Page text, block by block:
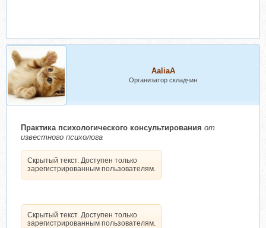
AaliaA
Организатор складчин
Практика психологического консультирования от
известного психолога
Скрытый текст. Доступен только
зарегистрированным пользователям.
Скрытый текст. Доступен только
зарегистрированным пользователям.